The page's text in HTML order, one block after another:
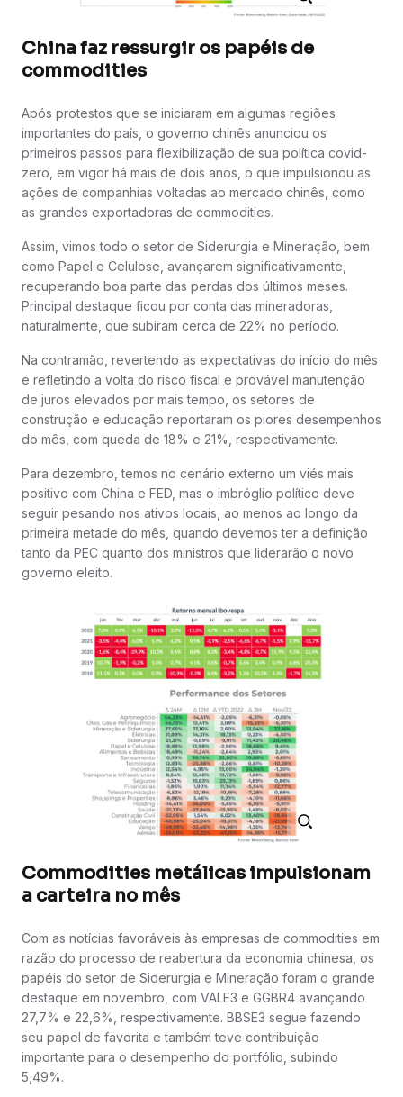
China faz ressurgir os papéis de
commodities
Após protestos que se iniciaram em algumas regiões
importantes do país, o governo chinês anunciou os
primeiros passos para flexibilização de sua política covid-
zero, em vigor há mais de dois anos, o que impulsionou as
ações de companhias voltadas ao mercado chinês, como
as grandes exportadoras de commodities.
Assim, vimos todo o setor de Siderurgia e Mineração, bem
como Papel e Celulose, avançarem significativamente,
recuperando boa parte das perdas dos últimos meses.
Principal destaque ficou por conta das mineradoras,
naturalmente, que subiram cerca de 22% no período.
Na contramão, revertendo as expectativas do início do mês
e refletindo a volta do risco fiscal e provável manutenção
de juros elevados por mais tempo, os setores de
construção e educação reportaram os piores desempenhos
do mês, com queda de 18% e 21%, respectivamente.
Para dezembro, temos no cenário externo um viés mais
positivo com China e FED, mas o imbróglio político deve
seguir pesando nos ativos locais, ao menos ao longo da
primeira metade do mês, quando devemos ter a definição
tanto da PEC quanto dos ministros que liderarão o novo
governo eleito.
Commodities metálicas impulsionam
a carteira no mês
Com as notícias favoráveis às empresas de commodities em
razão do processo de reabertura da economia chinesa, os
papéis do setor de Siderurgia e Mineração foram o grande
destaque em novembro, com VALE3 e GGBR4 avançando
27,7% e 22,6%, respectivamente. BBSE3 segue fazendo
seu papel de favorita e também teve contribuição
importante para o desempenho do portfólio, subindo
5,49%.